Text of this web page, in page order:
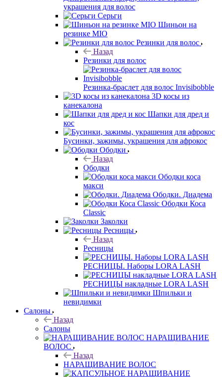
украшения для волос
Серьги
Шиньон на
резинке MIO
Резинки для волос
Назад
Резинки для волос
Резинка-браслет для волос Invisibobble
3D косы из
канекалона
Шапки для дред и
кос
Бусинки, зажимы, украшения для афрокос
Ободки
Назад
Ободки
Ободки коса
макси
Ободки. Диадема
Ободки Коса
Classic
Заколки
Ресницы
Назад
Ресницы
РЕСНИЦЫ. Наборы LORA LASH
РЕСНИЦЫ накладные LORA LASH
Шпильки и
невидимки
Салоны
Назад
Салоны
НАРАЩИВАНИЕ
ВОЛОС
Назад
НАРАЩИВАНИЕ ВОЛОС